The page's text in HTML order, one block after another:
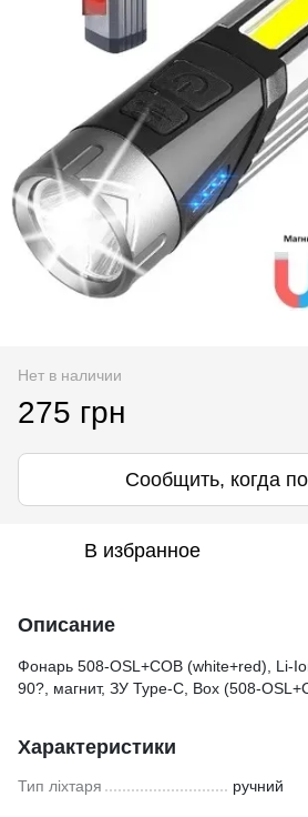
Нет в наличии
275 грн
Сообщить, когда
В избранное
Описание
Фонарь 508-OSL+COB (white+red), Li-
90?, магнит, ЗУ Type-C, Box (508-
Характеристики
Тип ліхтаря ручний